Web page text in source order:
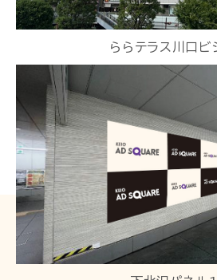
ららテラス川口ビ